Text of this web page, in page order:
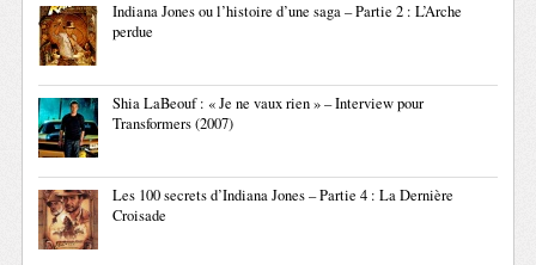
Indiana Jones ou l’histoire d’une saga – Partie 2 : L’Arche
perdue
Shia LaBeouf : « Je ne vaux rien » – Interview pour
Transformers (2007)
Les 100 secrets d’Indiana Jones – Partie 4 : La Dernière
Croisade